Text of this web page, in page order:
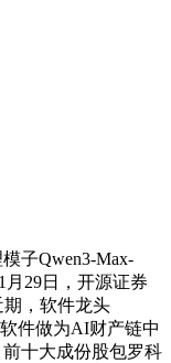
子Qwen3-Max-
29日，开源证券
，软件龙头
件做为AI财产链中
十大成份股包罗科